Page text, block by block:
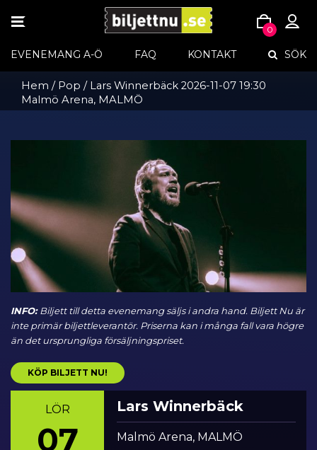
to
content
TOGGLE
0
EVENEMANG A-Ö FAQ KONTAKT SÖK
Hem / Pop / Lars Winnerbäck 2026-11-07 19:30
Malmö Arena, MALMÖ
INFO:Biljett till detta evenemang säljs i andra hand. Biljett Nu är
inte primär biljettleverantör. Priserna kan i många fall vara högre
än det ursprungliga försäljningspriset.
KÖP BILJETT NU!
LÖR
07
Lars Winnerbäck
Malmö Arena, MALMÖ